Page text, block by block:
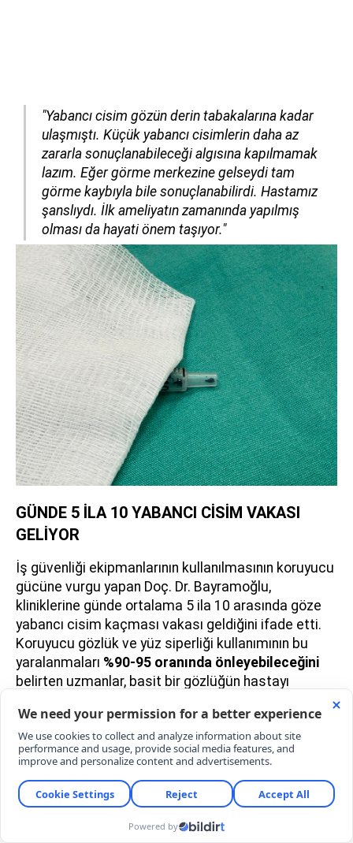
"Yabancı cisim gözün derin tabakalarına kadar
ulaşmıştı. Küçük yabancı cisimlerin daha az
zararla sonuçlanabileceği algısına kapılmamak
lazım. Eğer görme merkezine gelseydi tam
görme kaybıyla bile sonuçlanabilirdi. Hastamız
şanslıydı. İlk ameliyatın zamanında yapılmış
olması da hayati önem taşıyor."
GÜNDE 5 İLA 10 YABANCI CİSİM VAKASI
GELİYOR
İş güvenliği ekipmanlarının kullanılmasının koruyucu
gücüne vurgu yapan Doç. Dr. Bayramoğlu,
kliniklerine günde ortalama 5 ila 10 arasında göze
yabancı cisim kaçması vakası geldiğini ifade etti.
Koruyucu gözlük ve yüz siperliği kullanımının bu
yaralanmaları %90-95 oranında önleyebileceğini
belirten uzmanlar, basit bir gözlüğün hastayı
hatırlattı.